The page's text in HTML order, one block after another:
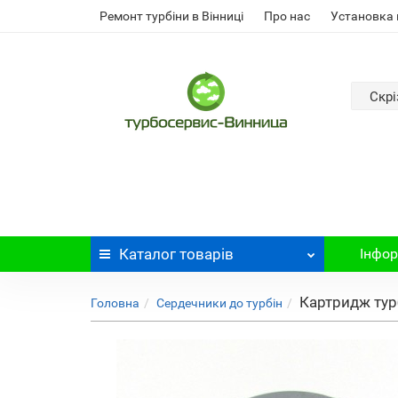
Ремонт турбіни в Вінниці Про нас Установка
Каталог товарів
Головна Сердечники до турбін Картридж